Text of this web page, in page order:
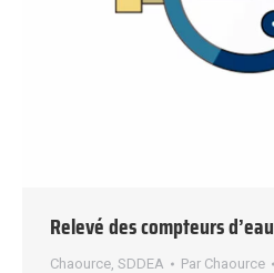
Relevé des compteurs d’eau
Chaource, SDDEA Par Chaource